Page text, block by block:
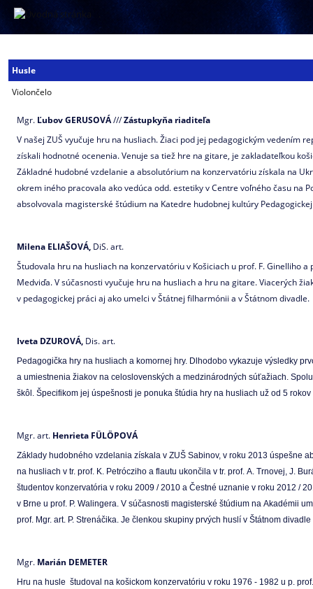
Sláčikové
nástroje
Husle
Violončelo
Mgr. ĽubovGERUSOVÁ///Zástupkyňa riaditeľa
V našej ZUŠ vyučuje hru na husliach. Žiaci pod jej pedagogickým vedením
získali hodnotné ocenenia. Venuje sa tiež hre na gitare, je zakladateľkou
Základné hudobné vzdelanie a absolutórium na konzervatóriu získala na
okrem iného pracovala ako vedúca odd. estetiky v Centre voľného času na
absolvovala magisterské štúdium na Katedre hudobnej kultúry
Milena ELIAŠOVÁ, DiS. art.
Študovala hru na husliach na konzervatóriu v Košiciach u prof. F. Ginelliho
Medviďa. V súčasnosti vyučuje hru na husliach a hru na gitare. Viacerých
v pedagogickej práci aj ako umelci v Štátnej filharmónii a v Štátnom divadle.
Iveta DZUROVÁ, Dis. art.
Pedagogička hry na husliach a komornej hry. Dlhodobo vykazuje výsledky
a umiestnenia žiakov na celoslovenských a medzinárodných súťažiach.
škôl. Špecifikom jej úspešnosti je ponuka štúdia hry na husliach už od 5
Mgr. art. Henrieta FÜLÖPOVÁ
Základy hudobného vzdelania získala v ZUŠ Sabinov, v roku 2013 úspešne
na husliach v tr. prof. K. Petrócziho a flautu ukončila v tr. prof. A. Trnovej, J.
študentov konzervatória v roku 2009 / 2010 a Čestné uznanie v roku 2012 /
v Brne u prof. P. Walingera. V súčasnosti magisterské štúdium na Akadémii
prof. Mgr. art. P. Strenáčika. Je členkou skupiny prvých huslí v Štátnom
Mgr. Marián DEMETER
Hru na husle študoval na košickom konzervatóriu v roku 1976 - 1982 u p.